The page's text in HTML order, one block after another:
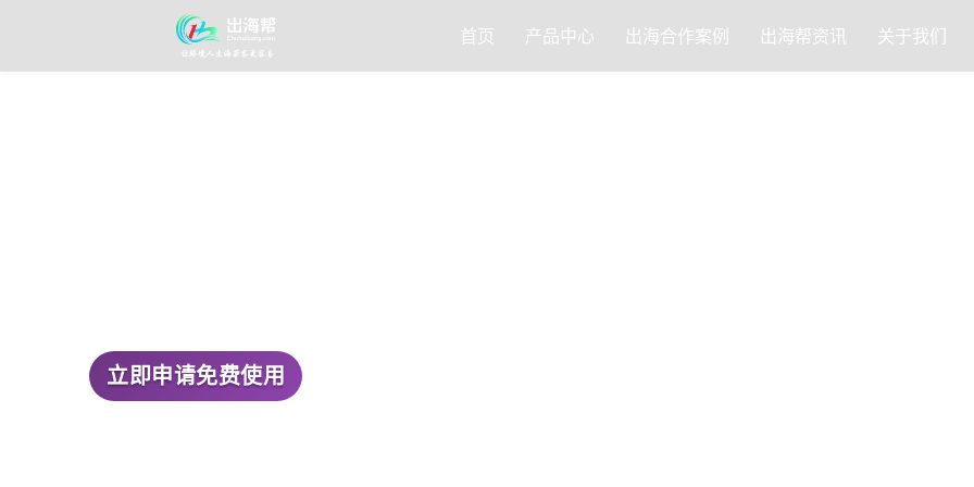
首页 产品中心 出海合作案例 出海帮资讯 关于我们
立即申请免费使用